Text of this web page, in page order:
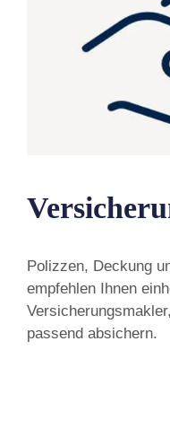
Polizzen, Deckung
empfehlen Ihnen
passend absichern.